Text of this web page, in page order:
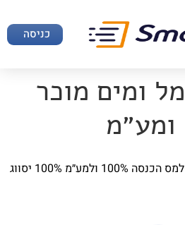
כניסה
ומים מוכר
הוצאת חשמל ומים מוכרות למס הכנסה 100% ולמע״מ 100% יסווג